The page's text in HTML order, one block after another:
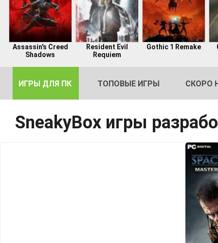
Assassin's Creed
Shadows
Resident Evil
Requiem
Gothic 1 Remake
ИГРЫ ДЛЯ ПК ТОПОВЫЕ ИГРЫ СКОРО
SneakyBox игры